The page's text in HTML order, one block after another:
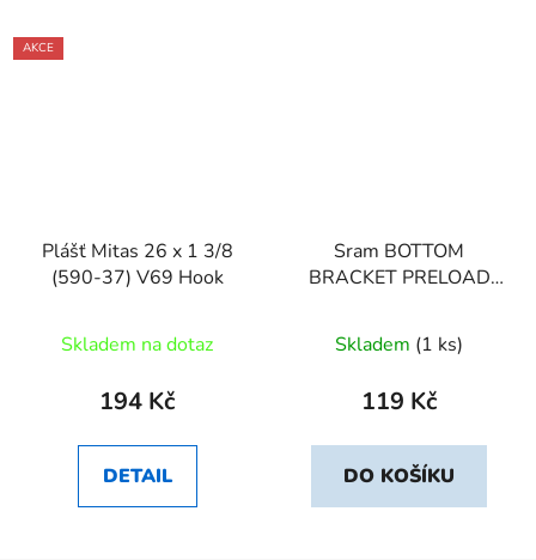
AKCE
Plášť Mitas 26 x 1 3/8
(590-37) V69 Hook
Skladem na dotaz
194 Kč
DETAIL
Sram BOTTOM
BRACKET PRELOAD
(INCLUDING SCREW,
OUTERRING AND 2
Skladem (1 ks)
119 Kč
DO KOŠÍKU